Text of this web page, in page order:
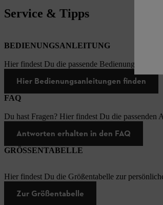
Service & Tipps
BEDIENUNGSANLEITUNG
Hier findest Du die passende
Hier Bedienungsanleitungen finden
FAQ
Du hast Fragen? Hier findest Du die passenden
Antworten erhalten in den FAQ
GRÖSSENTABELLE
Hier findest Du die Größentabelle zur
Zur Größentabelle